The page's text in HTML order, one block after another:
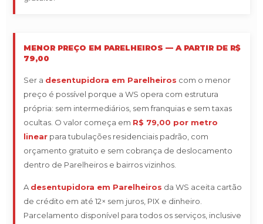
MENOR PREÇO EM PARELHEIROS — A PARTIR DE R$
79,00
Ser a desentupidora em Parelheiros com o menor
preço é possível porque a WS opera com estrutura
própria: sem intermediários, sem franquias e sem taxas
ocultas. O valor começa em R$ 79,00 por metro
linear para tubulações residenciais padrão, com
orçamento gratuito e sem cobrança de deslocamento
dentro de Parelheiros e bairros vizinhos.
A desentupidora em Parelheiros da WS aceita cartão
de crédito em até 12× sem juros, PIX e dinheiro.
Parcelamento disponível para todos os serviços, inclusive